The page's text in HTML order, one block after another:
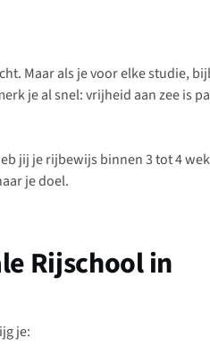
Maar als je voor elke studie,
je al snel: vrijheid aan zee is
jij je rijbewijs binnen 3 tot 4
je doel.
Rijschool in
je: